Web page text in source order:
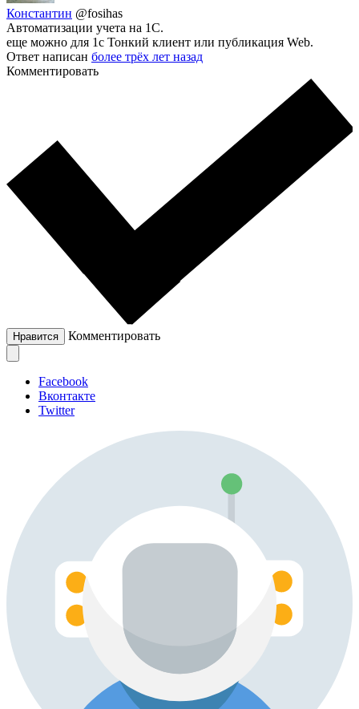
Константин @fosihas
Автоматизации учета на 1С.
еще можно для 1с Тонкий клиент или публикация Web.
Ответ написан более трёх лет назад
Комментировать
Нравится Комментировать
Facebook
Вконтакте
Twitter